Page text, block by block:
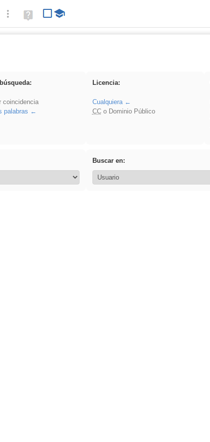
Búsqueda avanzada
Ayuda
(en
coincidencia
palabras
Licencia:
Cualquiera
CCo Dominio Público
Buscar en: